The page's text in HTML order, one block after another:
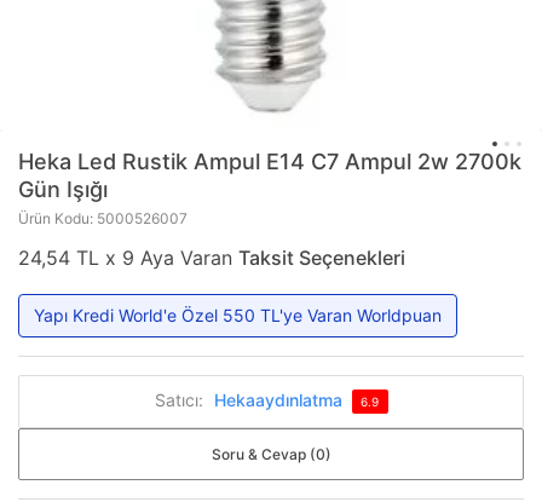
Heka Led Rustik Ampul E14 C7 Ampul 2w 2700k
Gün Işığı
Ürün Kodu: 5000526007
24,54 TL x 9 Aya Varan Taksit Seçenekleri
Yapı Kredi World'e Özel 550 TL'ye Varan Worldpuan
Satıcı: Hekaaydınlatma 6.9
Soru & Cevap (0)